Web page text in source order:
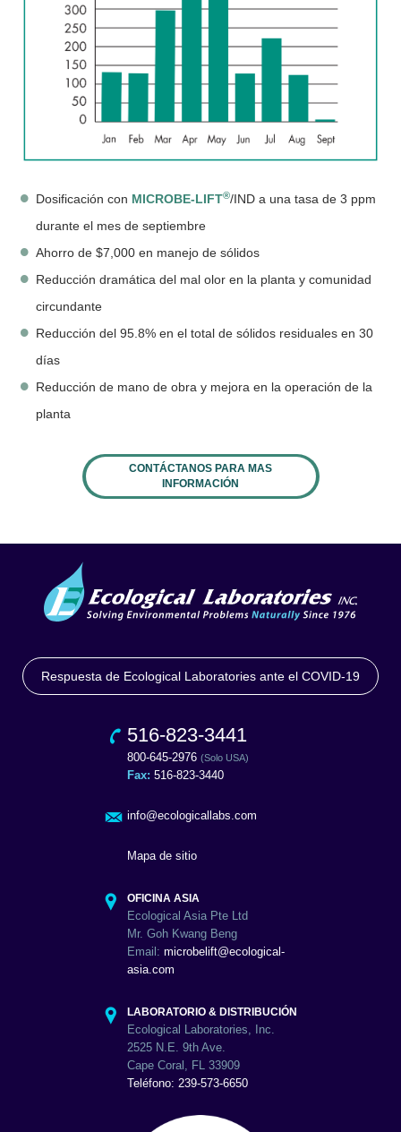
Dosificación con MICROBE-LIFT®/IND a una tasa de 3 ppm
durante el mes de septiembre
Ahorro de $7,000 en manejo de sólidos
Reducción dramática del mal olor en la planta y comunidad
circundante
Reducción del 95.8% en el total de sólidos residuales en 30
días
Reducción de mano de obra y mejora en la operación de la
planta
CONTÁCTANOS PARA MAS
INFORMACIÓN
Respuesta de Ecological Laboratories ante el COVID-19
516-823-3441
800-645-2976 (Solo USA)
Fax: 516-823-3440
info@ecologicallabs.com
Mapa de sitio
OFICINA ASIA
Ecological Asia Pte Ltd
Mr. Goh Kwang Beng
Email: microbelift@ecological-
asia.com
LABORATORIO & DISTRIBUCIÓN
Ecological Laboratories, Inc.
2525 N.E. 9th Ave.
Cape Coral, FL 33909
Teléfono: 239-573-6650